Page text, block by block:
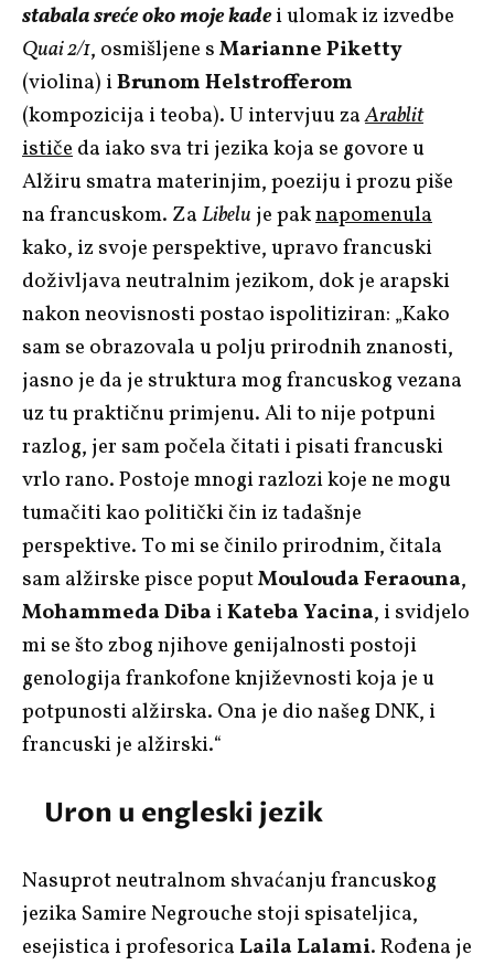
stabala sreće oko moje kadei ulomak iz izvedbe
Quai 2/1, osmišljene sMarianne Piketty
(violina) iBrunom Helstrofferom
(kompozicija i teoba). U intervjuu zaArablit
ističeda iako sva tri jezika koja se govore u
Alžirusmatra materinjim, poeziju i prozu piše
na francuskom. ZaLibelu je paknapomenula
kako, iz svoje perspektive, upravo francuski
doživljava neutralnim jezikom, dok je arapski
nakon neovisnosti postao ispolitiziran: „Kako
sam se obrazovala u polju prirodnih znanosti,
jasno je da je struktura mog francuskog vezana
uz tu praktičnu primjenu. Ali to nije potpuni
razlog, jer sam počela čitati i pisati francuski
vrlo rano. Postoje mnogi razlozi koje ne mogu
tumačiti kao politički čin iz tadašnje
perspektive. To mi se činilo prirodnim, čitala
sam alžirske pisce poputMoulouda Feraouna,
Mohammeda DibaiKateba Yacina, i svidjelo
mi se što zbog njihove genijalnosti postoji
genologija frankofone književnosti koja je u
potpunosti alžirska. Ona je dio našeg DNK, i
francuski je alžirski.“
Uron u engleski jezik
Nasuprot neutralnom shvaćanju francuskog
jezika Samire Negrouche stoji spisateljica,
esejistica i profesorica Laila Lalami. Rođena je